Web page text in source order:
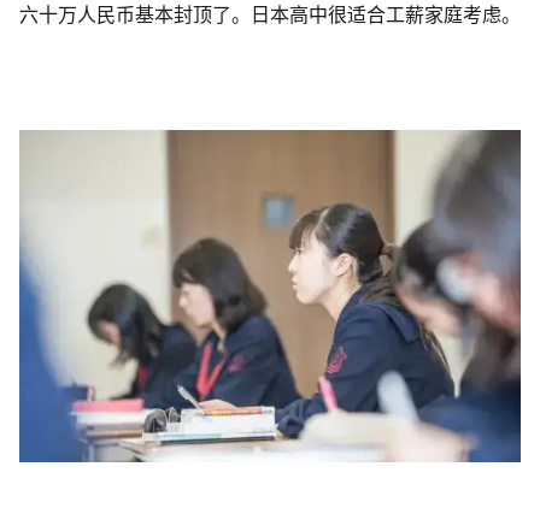
六十万人民币基本封顶了。日本高中很适合工薪家庭考虑。